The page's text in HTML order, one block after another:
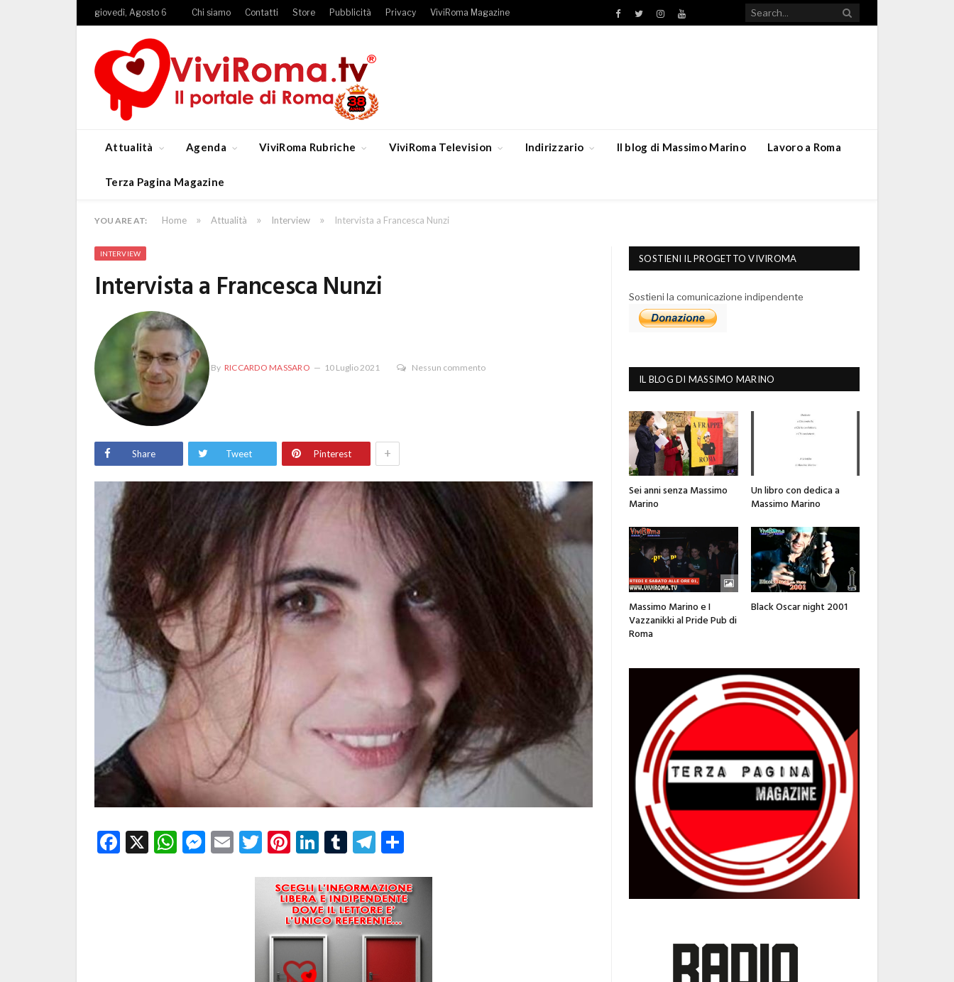
giovedì, Agosto 6 Chi siamo Contatti Store Pubblicità Privacy ViviRoma Magazine Facebook
TwitterInstagramYouTube
Attualità Agenda ViviRoma Rubriche ViviRoma Television Indirizzario Il blog di Massimo Marino Lavoro a Roma
Terza Pagina Magazine
YOU ARE AT: Home » Attualità » Interview » Intervista a Francesca Nunzi
INTERVIEW
Intervista a Francesca Nunzi
By RICCARDO MASSARO 10 Luglio 2021 Nessun commento
Share Tweet Pinterest +
Facebook
X WhatsApp
Messenger
EmailTwitter
Pinterest
LinkedIn
TumblrTelegram
SOSTIENI IL PROGETTO VIVIROMA
Sostieni la comunicazione indipendente
IL BLOG DI MASSIMO MARINO
Sei anni senza Massimo
Marino
Un libro con dedica a
Massimo Marino
Massimo Marino e I
Vazzanikki al Pride Pub di
Roma
Black Oscar night 2001